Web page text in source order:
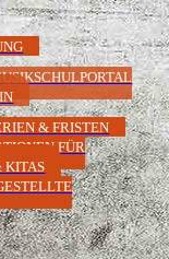
& FRISTEN
FÜR
KITAS